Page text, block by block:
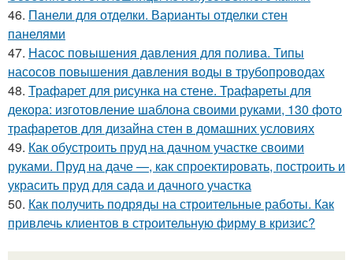
46. Панели для отделки. Варианты отделки стен
панелями
47. Насос повышения давления для полива. Типы
насосов повышения давления воды в трубопроводах
48. Трафарет для рисунка на стене. Трафареты для
декора: изготовление шаблона своими руками, 130 фото
трафаретов для дизайна стен в домашних условиях
49. Как обустроить пруд на дачном участке своими
руками. Пруд на даче —, как спроектировать, построить и
украсить пруд для сада и дачного участка
50. Как получить подряды на строительные работы. Как
привлечь клиентов в строительную фирму в кризис?